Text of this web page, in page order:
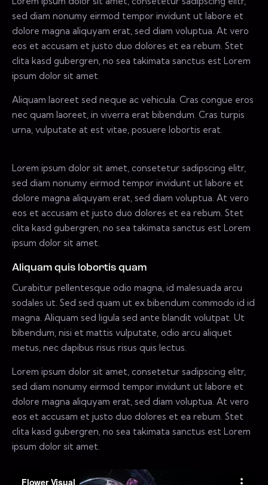
sed diam nonumy eirmod tempor invidunt ut labore et
dolore magna aliquyam erat, sed diam voluptua. At vero
eos et accusam et justo duo dolores et ea rebum. Stet
clita kasd gubergren, no sea takimata sanctus est Lorem
ipsum dolor sit amet.
Aliquam laoreet sed neque ac vehicula. Cras congue eros
nec quam laoreet, in viverra erat bibendum. Cras turpis
urna, vulputate at est vitae, posuere lobortis erat.
Lorem ipsum dolor sit amet, consetetur sadipscing elitr,
sed diam nonumy eirmod tempor invidunt ut labore et
dolore magna aliquyam erat, sed diam voluptua. At vero
eos et accusam et justo duo dolores et ea rebum. Stet
clita kasd gubergren, no sea takimata sanctus est Lorem
ipsum dolor sit amet.
Aliquam quis lobortis quam
Curabitur pellentesque odio magna, id malesuada arcu
sodales ut. Sed sed quam ut ex bibendum commodo id id
magna. Aliquam sed ligula sed ante blandit volutpat. Ut
bibendum, nisi et mattis vulputate, odio arcu aliquet
metus, nec dapibus risus risus quis lectus.
Lorem ipsum dolor sit amet, consetetur sadipscing elitr,
sed diam nonumy eirmod tempor invidunt ut labore et
dolore magna aliquyam erat, sed diam voluptua. At vero
eos et accusam et justo duo dolores et ea rebum. Stet
clita kasd gubergren, no sea takimata sanctus est Lorem
ipsum dolor sit amet.